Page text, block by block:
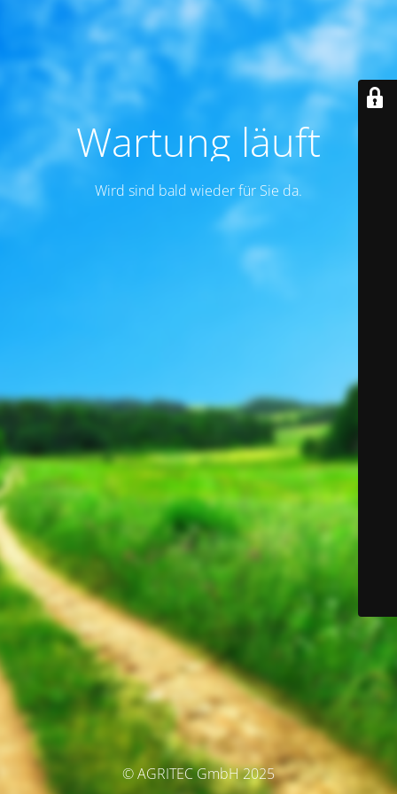
Wartung läuft
Wird sind bald wieder für Sie da.
© AGRITEC GmbH 2025